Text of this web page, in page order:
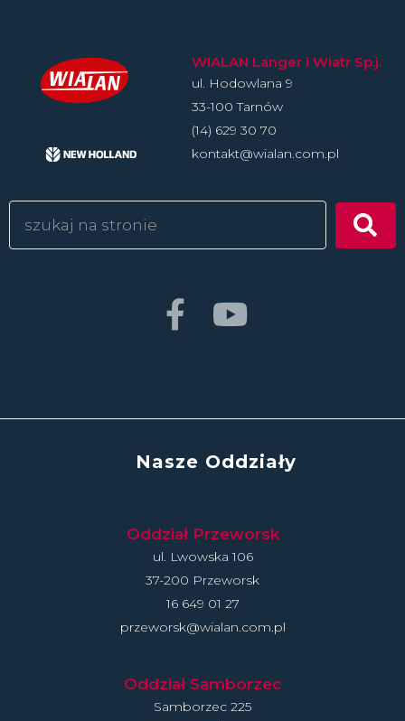
WIALAN Langer i Wiatr Sp.j.
ul. Hodowlan­a 9
33-100 Tarnów
(14) 629 30 70
kontakt@wialan.com.pl
Nasze Oddziały
Oddział Przeworsk
ul. Lwowska 106
37-200 Przeworsk
16 649 01 27
przeworsk@wialan.com.pl
Oddział Samborzec
Samborzec 225